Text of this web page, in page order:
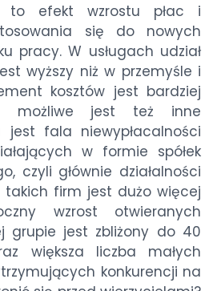
to efekt wzrostu płac i
się do nowych
pracy. W usługach udział
wyższy niż w przemyśle i
kosztów jest bardziej
możliwe jest też inne
jest fala niewypłacalności
w formie spółek
czyli głównie działalności
takich firm jest dużo więcej
wzrost otwieranych
grupie jest zbliżony do 40
większa liczba małych
konkurencji na